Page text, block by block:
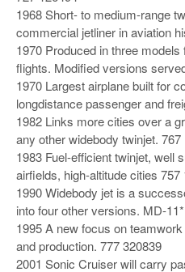
1968 Short- to medium-range
commercial jetliner in aviation
1970 Produced in three
flights. Modified versions
1970 Largest airplane built for
longdistance passenger and
1982 Links more cities over a
any other widebody twinjet. 767
1983 Fuel-efficient twinjet, well
airfields, high-altitude cities 757
1990 Widebody jet is a
into four other versions. MD-
1995 A new focus on
and production. 777 320839
2001 Sonic Cruiser will carry